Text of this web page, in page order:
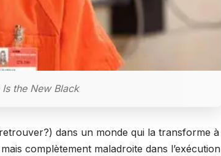
the New Black
dans un monde qui la transforme à
complètement maladroite dans l’exécution